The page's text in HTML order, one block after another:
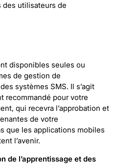
utilisateurs de
disponibles seules ou
de gestion de
systèmes SMS. Il s’agit
recommandé pour votre
qui recevra l’approbation et
de votre
que les applications mobiles
l’avenir.
de l’apprentissage et des